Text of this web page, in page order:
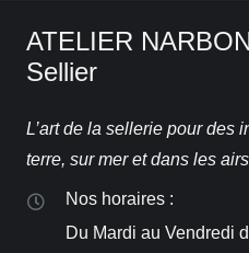
ATELIER
Sellier
L’art de la sellerie pour des
terre, sur mer et dans les
Nos horaires :
Du Mardi au Vendredi